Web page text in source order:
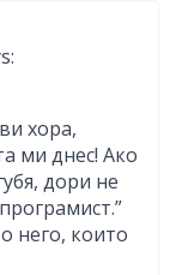
хора,
ми днес! Ако
дори не
него, които